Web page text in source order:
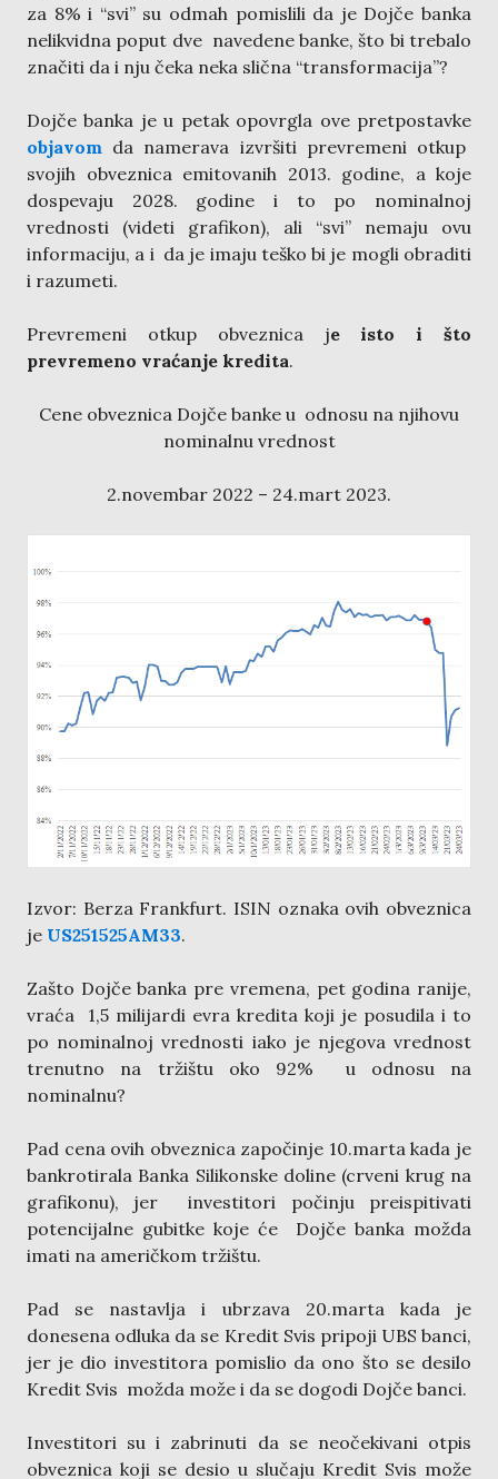
za 8% i “svi” su odmah pomislili da je Dojče banka
nelikvidna poput dve navedene banke, što bi trebalo
značiti da i nju čeka neka slična “transformacija”?
Dojče banka je u petak opovrgla ove pretpostavke
objavom da namerava izvršiti prevremeni otkup
svojih obveznica emitovanih 2013. godine, a koje
dospevaju 2028. godine i to po nominalnoj
vrednosti (videti grafikon), ali “svi” nemaju ovu
informaciju, a i da je imaju teško bi je mogli obraditi
i razumeti.
Prevremeni otkup obveznica je isto i što
prevremeno vraćanje kredita.
Cene obveznica Dojče banke u odnosu na njihovu
nominalnu vrednost
2.novembar 2022 – 24.mart 2023.
Izvor: Berza Frankfurt. ISIN oznaka ovih obveznica
je US251525AM33.
Zašto Dojče banka pre vremena, pet godina ranije,
vraća 1,5 milijardi evra kredita koji je posudila i to
po nominalnoj vrednosti iako je njegova vrednost
trenutno na tržištu oko 92% u odnosu na
nominalnu?
Pad cena ovih obveznica započinje 10.marta kada je
bankrotirala Banka Silikonske doline (crveni krug na
grafikonu), jer investitori počinju preispitivati
potencijalne gubitke koje će Dojče banka možda
imati na američkom tržištu.
Pad se nastavlja i ubrzava 20.marta kada je
donesena odluka da se Kredit Svis pripoji UBS banci,
jer je dio investitora pomislio da ono što se desilo
Kredit Svis možda može i da se dogodi Dojče banci.
Investitori su i zabrinuti da se neočekivani otpis
obveznica koji se desio u slučaju Kredit Svis može